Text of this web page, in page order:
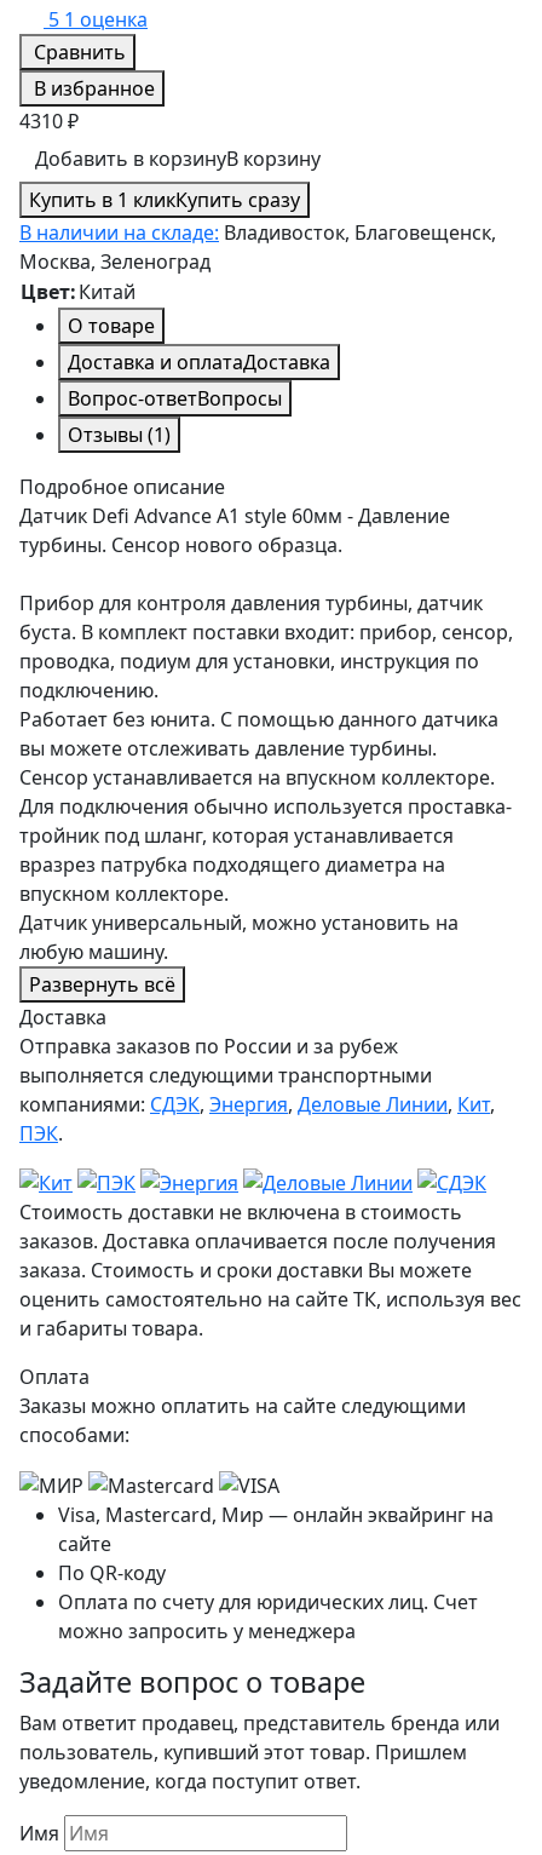
5 1 оценка
Сравнить
В избранное
4310 ₽
Добавить в корзинуВ корзину
Купить в 1 кликКупить сразу
В наличии на складе: Владивосток, Благовещенск,
Москва, Зеленоград
Цвет:Китай
О товаре
Доставка и оплатаДоставка
Вопрос-ответВопросы
Отзывы (1)
Подробное описание
Датчик Defi Advance A1 style 60мм - Давление
турбины. Сенсор нового образца.
Прибор для контроля давления турбины, датчик
буста. В комплект поставки входит: прибор, сенсор,
проводка, подиум для установки, инструкция по
подключению.
Работает без юнита. С помощью данного датчика
вы можете отслеживать давление турбины.
Сенсор устанавливается на впускном коллекторе.
Для подключения обычно используется проставка-
тройник под шланг, которая устанавливается
вразрез патрубка подходящего диаметра на
впускном коллекторе.
Датчик универсальный, можно установить на
любую машину.
Развернуть всё
Доставка
Отправка заказов по России и за рубеж
выполняется следующими транспортными
компаниями: СДЭК, Энергия, Деловые Линии, Кит,
ПЭК.
Стоимость доставки не включена в стоимость
заказов. Доставка оплачивается после получения
заказа. Стоимость и сроки доставки Вы можете
оценить самостоятельно на сайте ТК, используя вес
и габариты товара.
Оплата
Заказы можно оплатить на сайте следующими
способами:
Visa, Mastercard, Мир — онлайн эквайринг на
сайте
По QR-коду
Оплата по счету для юридических лиц. Счет
можно запросить у менеджера
Задайте вопрос о товаре
Вам ответит продавец, представитель бренда или
пользователь, купивший этот товар. Пришлем
уведомление, когда поступит ответ.
Имя